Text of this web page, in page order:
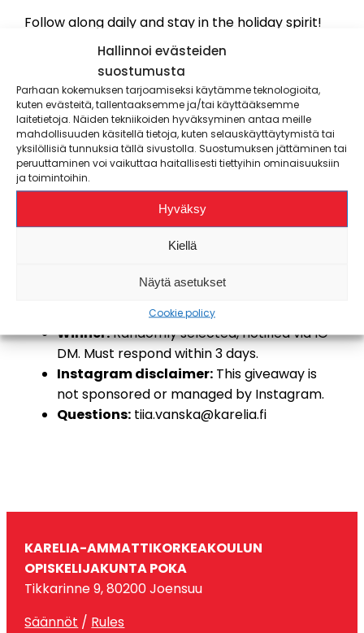
Hallinnoi evästeiden
suostumusta
Parhaan kokemuksen tarjoamiseksi käytämme teknologioita,
kuten evästeitä, tallentaaksemme ja/tai käyttääksemme
laitetietoja. Näiden tekniikoiden hyväksyminen antaa meille
mahdollisuuden käsitellä tietoja, kuten selauskäyttäytymistä tai
yksilöllisiä tunnuksia tällä sivustolla. Suostumuksen jättäminen tai
peruuttaminen voi vaikuttaa haitallisesti tiettyihin ominaisuuksiin
ja toimintoihin.
Hyväksy
Kiellä
Näytä asetukset
Cookie policy
Follow along daily and stay in the holiday spirit!
Giveaway Rules:
Organizer:Student Union POKA, possibly in
cooperation with the partner mentioned in
the calendar post.
Eligibility:For POKA’s own giveaway posts,
only POKA members who comment. For
partner giveaways, all commenters.
Duration:As stated in the post.
Comment according to the
Announced in the post, no cash
Winner:Randomly selected, notified via IG
DM. Must respond within 3 days.
Instagram disclaimer: This giveaway is
not sponsored or managed by Instagram.
Questions: tiia.vanska@karelia.fi
KARELIA-AMMATTIKORKEAKOULUN
OPISKELIJAKUNTA POKA
Tikkarinne 9, 80200 Joensuu
Säännöt / Rules